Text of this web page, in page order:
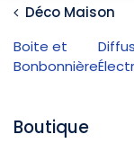
Déco Maison
Boite et
Bonbonnière
Boutique